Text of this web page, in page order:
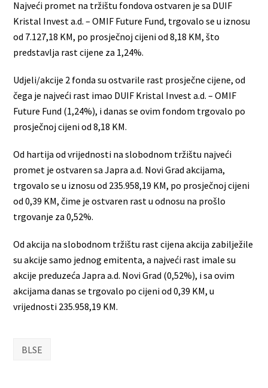
Najveći promet na tržištu fondova ostvaren je sa DUIF
Kristal Invest a.d. – OMIF Future Fund, trgovalo se u iznosu
od 7.127,18 KM, po prosječnoj cijeni od 8,18 KM, što
predstavlja rast cijene za 1,24%.
Udjeli/akcije 2 fonda su ostvarile rast prosječne cijene, od
čega je najveći rast imao DUIF Kristal Invest a.d. – OMIF
Future Fund (1,24%), i danas se ovim fondom trgovalo po
prosječnoj cijeni od 8,18 KM.
Od hartija od vrijednosti na slobodnom tržištu najveći
promet je ostvaren sa Japra a.d. Novi Grad akcijama,
trgovalo se u iznosu od 235.958,19 KM, po prosječnoj cijeni
od 0,39 KM, čime je ostvaren rast u odnosu na prošlo
trgovanje za 0,52%.
Od akcija na slobodnom tržištu rast cijena akcija zabilježile
su akcije samo jednog emitenta, a najveći rast imale su
akcije preduzeća Japra a.d. Novi Grad (0,52%), i sa ovim
akcijama danas se trgovalo po cijeni od 0,39 KM, u
vrijednosti 235.958,19 KM.
BLSE